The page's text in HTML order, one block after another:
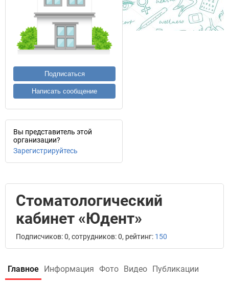
Подписаться
Написать сообщение
Вы представитель этой
организации?
Зарегистрируйтесь
Стоматологический
кабинет «Юдент»
Подписчиков: 0, сотрудников: 0, рейтинг: 150
Главное Информация Фото Видео Публикации